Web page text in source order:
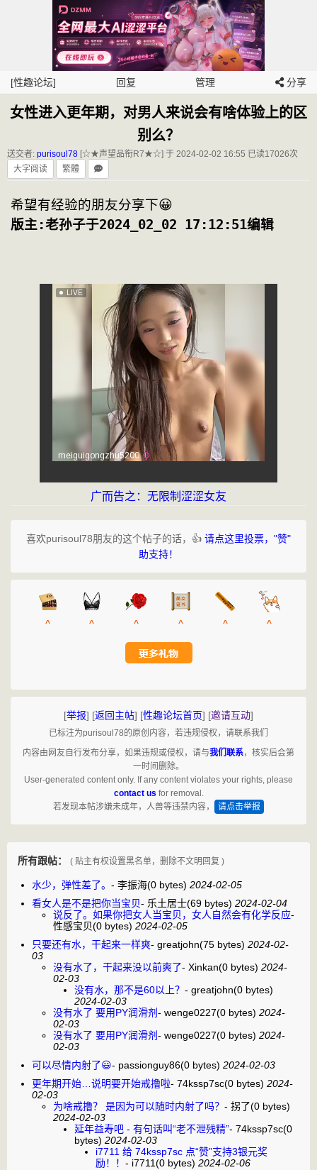
[性趣论坛] 回复 管理 分享
女性进入更年期，对男人来说会有啥体验上的区
别么？
送交者: purisoul78 [☆★声望品衔R7★☆] 于 2024-02-02 16:55 已读17026次
大字阅读
繁體
希望有经验的朋友分享下😀
版主:老孙子于2024_02_02 17:12:51编辑
广而告之：无限制涩涩女友
喜欢purisoul78朋友的这个帖子的话，👍 请点这里投票，"赞"
助支持！
^ ^ ^ ^ ^ ^
[举报] [返回主帖] [性趣论坛首页] [邀请互动]
已标注为purisoul78的原创内容，若违规侵权，请联系我们
内容由网友自行发布分享，如果违规或侵权，请与我们联系，核实后会第
一时间删除。
User-generated content only. If any content violates your rights, please
contact us for removal.
若发现本帖涉嫌未成年，人兽等违禁内容，
请点击举报
所有跟帖： ( 贴主有权设置黑名单，删除不文明回复 )
水少，弹性差了。 - 李振海(0 bytes) 2024-02-05
看女人是不是把你当宝贝- 乐土居士(69 bytes) 2024-02-04
说反了。如果你把女人当宝贝，女人自然会有化学反应-
性感宝贝(0 bytes) 2024-02-05
只要还有水，干起来一样爽- greatjohn(75 bytes) 2024-02-
03
没有水了，干起来没以前爽了- Xinkan(0 bytes) 2024-
02-03
没有水，那不是60以上？ - greatjohn(0 bytes)
2024-02-03
没有水了 要用PY润滑剂- wenge0227(0 bytes) 2024-
02-03
没有水了 要用PY润滑剂- wenge0227(0 bytes) 2024-
02-03
可以尽情内射了😃- passionguy86(0 bytes) 2024-02-03
更年期开始…说明要开始戒撸啦- 74kssp7sc(0 bytes) 2024-
02-03
为啥戒撸？ 是因为可以随时内射了吗？ - 拐了(0 bytes)
2024-02-03
延年益寿吧 - 有句话叫“老不泄残精”- 74kssp7sc(0
bytes) 2024-02-03
i7711 给 74kssp7sc 点“赞”支持3银元奖
励！！ - i7711(0 bytes) 2024-02-06